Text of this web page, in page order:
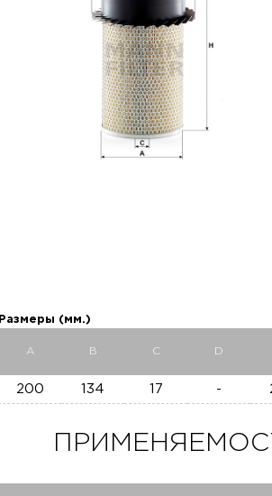
Размеры (мм.)
A B C D
200 134 17 -